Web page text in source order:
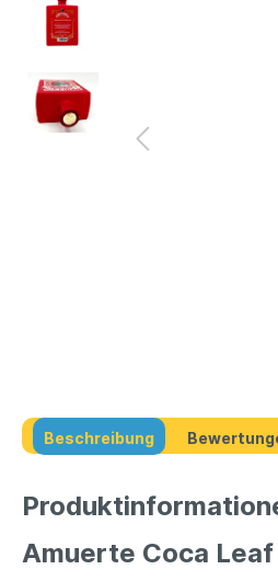
Beschreibung
Amuerte Coca